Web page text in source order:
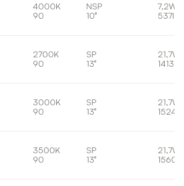
4000K
90
NSP
10°
7,2W
537lm
2700K
90
SP
13°
21,7W
1413lm
3000K
90
SP
13°
21,7W
1524lm
3500K
90
SP
13°
21,7W